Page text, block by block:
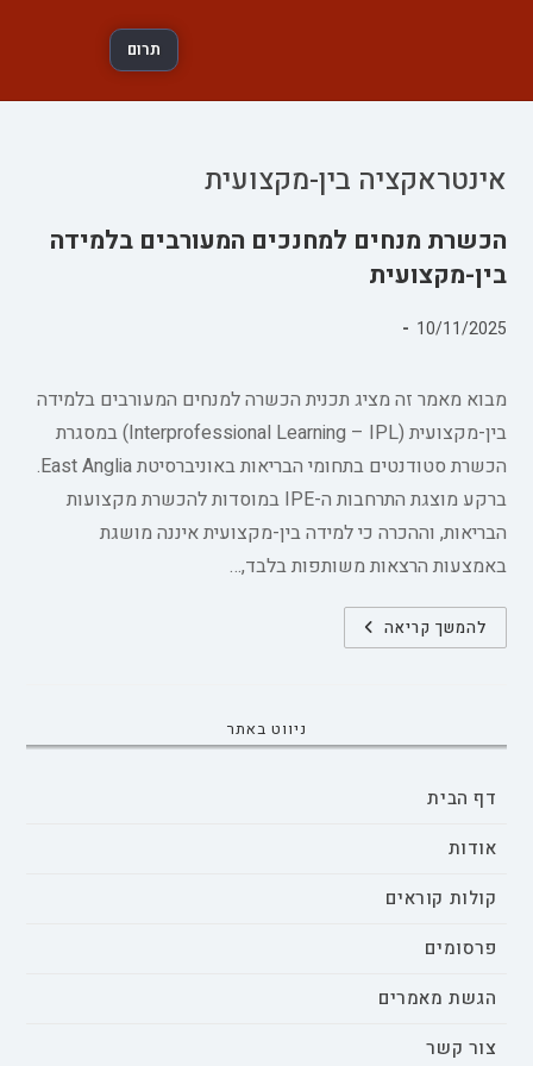
תרום
אינטראקציה בין-מקצועית
הכשרת מנחים למחנכים המעורבים בלמידה
בין-מקצועית
פורסם:
10/11/2025
מבוא מאמר זה מציג תכנית הכשרה למנחים המעורבים בלמידה
בין-מקצועית (Interprofessional Learning – IPL) במסגרת
הכשרת סטודנטים בתחומי הבריאות באוניברסיטת East Anglia.
ברקע מוצגת התרחבות ה-IPE במוסדות להכשרת מקצועות
הבריאות, וההכרה כי למידה בין-מקצועית איננה מושגת
באמצעות הרצאות משותפות בלבד,…
להמשך קריאההכשרת
מנחים
ניווט באתר
דף הבית
אודות
קולות קוראים
פרסומים
הגשת מאמרים
צור קשר